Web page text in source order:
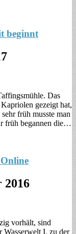
beginnt
Das
gezeigt hat,
früh musste man
früh begannen die…
2016
vorhält, sind
Wasserwelt I, zu der